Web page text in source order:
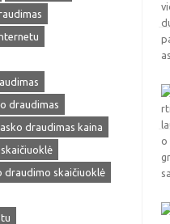
draudimas
draudimas kaina
draudimo skaičiuoklė